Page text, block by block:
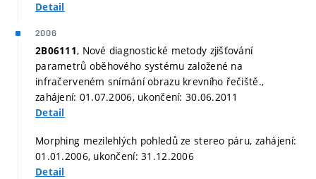
Detail
2006
2B06111, Nové diagnostické metody zjišťování
parametrů oběhového systému založené na
infračerveném snímání obrazu krevního řečiště.,
zahájení: 01.07.2006, ukončení: 30.06.2011
Detail
Morphing mezilehlých pohledů ze stereo páru, zahájení:
01.01.2006, ukončení: 31.12.2006
Detail